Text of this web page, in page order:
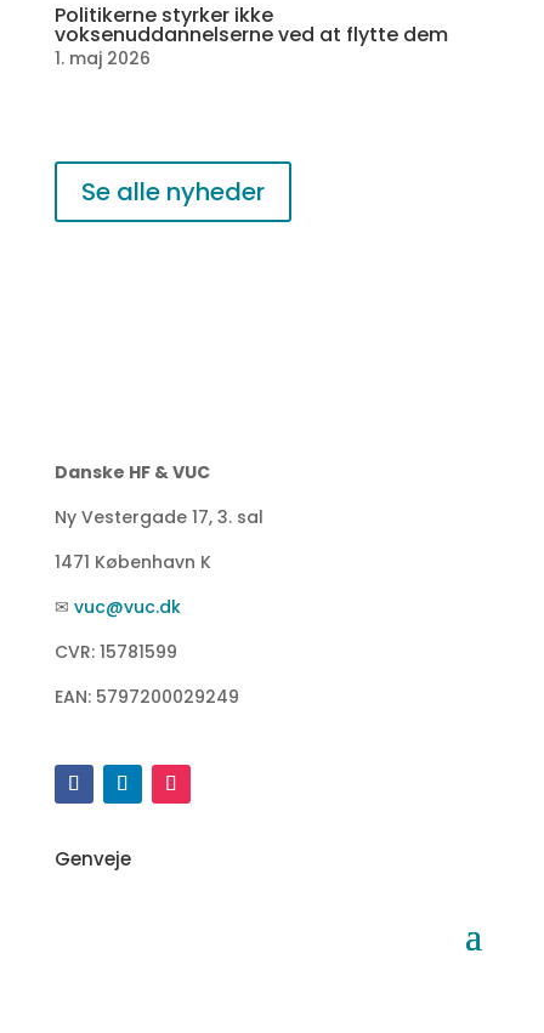
Politikerne styrker ikke
voksenuddannelserne ved at flytte dem
1. maj 2026
Se alle nyheder
Danske HF & VUC
Ny Vestergade 17, 3. sal
1471 København K
✉ vuc@vuc.dk
CVR: 15781599
EAN: 5797200029249
Genveje